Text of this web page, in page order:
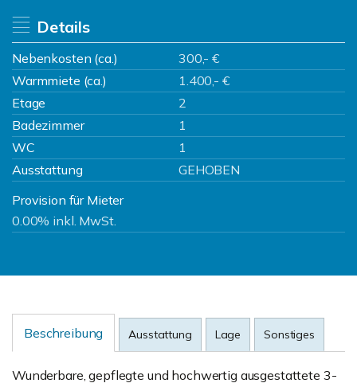
Details
Nebenkosten (ca.)
300,- €
Warmmiete (ca.)
1.400,- €
Etage
2
Badezimmer
1
WC
1
Ausstattung
GEHOBEN
Provision für Mieter
0.00% inkl. MwSt.
Beschreibung Ausstattung Lage Sonstiges
Wunderbare, gepflegte und hochwertig ausgestattete 3-